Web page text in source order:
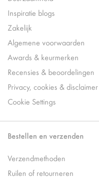
Inspiratie blogs
Zakelijk
Algemene voorwaarden
Awards & keurmerken
Recensies & beoordelingen
Privacy, cookies & disclaimer
Cookie Settings
Bestellen en verzenden
Verzendmethoden
Ruilen of retourneren